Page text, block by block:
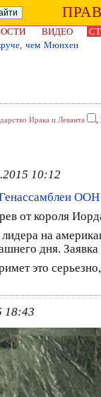
ВИДЕО
чем Мюнхен
Ирака и Леванта ,
10:12
ООН
от короля
на
дня.
это
18:43